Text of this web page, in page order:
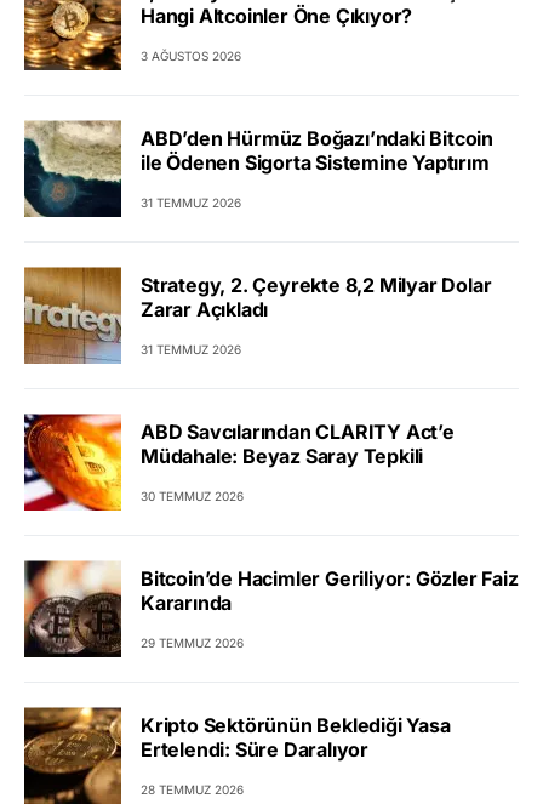
Hangi Altcoinler Öne Çıkıyor?
3 AĞUSTOS 2026
ABD’den Hürmüz Boğazı’ndaki Bitcoin
ile Ödenen Sigorta Sistemine Yaptırım
31 TEMMUZ 2026
Strategy, 2. Çeyrekte 8,2 Milyar Dolar
Zarar Açıkladı
31 TEMMUZ 2026
ABD Savcılarından CLARITY Act’e
Müdahale: Beyaz Saray Tepkili
30 TEMMUZ 2026
Bitcoin’de Hacimler Geriliyor: Gözler Faiz
Kararında
29 TEMMUZ 2026
Kripto Sektörünün Beklediği Yasa
Ertelendi: Süre Daralıyor
28 TEMMUZ 2026